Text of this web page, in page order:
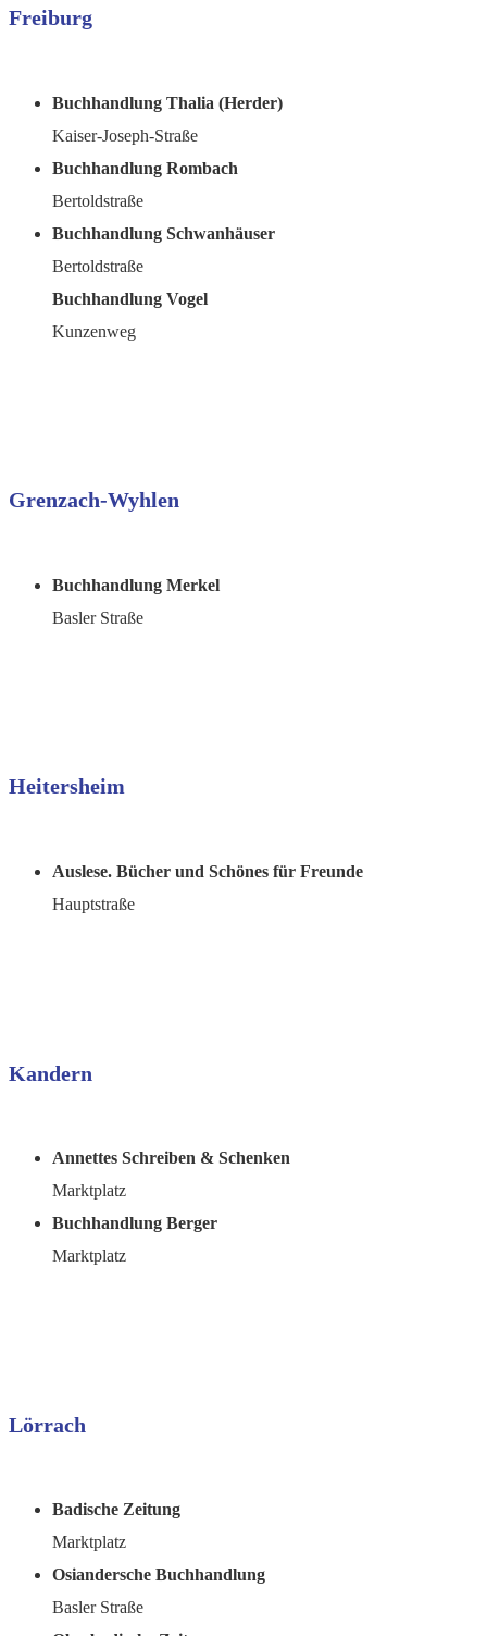
Freiburg
Buchhandlung Thalia (Herder)
Kaiser-Joseph-Straße
Buchhandlung Rombach
Bertoldstraße
Buchhandlung Schwanhäuser
Bertoldstraße
Buchhandlung Vogel
Kunzenweg
Grenzach-Wyhlen
Buchhandlung Merkel
Basler Straße
Heitersheim
Auslese. Bücher und Schönes für Freunde
Hauptstraße
Kandern
Annettes Schreiben & Schenken
Marktplatz
Buchhandlung Berger
Marktplatz
Lörrach
Badische Zeitung
Marktplatz
Osiandersche Buchhandlung
Basler Straße